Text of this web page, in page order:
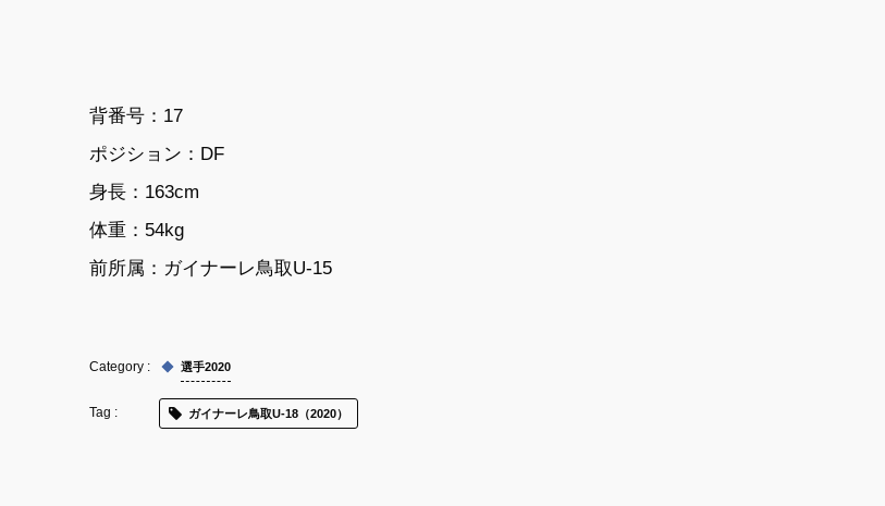
背番号：17
ポジション：DF
身長：163cm
体重：54kg
前所属： ガイナーレ鳥取U-15
選手2020
ガイナーレ鳥取U-18（2020）